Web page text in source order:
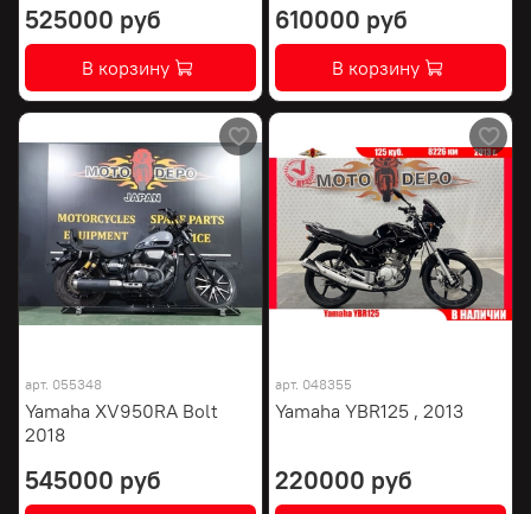
525000 руб
В корзину
610000 руб
В корзину
арт. 055348
Yamaha XV950RA Bolt
2018
545000 руб
арт. 048355
Yamaha YBR125 , 2013
220000 руб